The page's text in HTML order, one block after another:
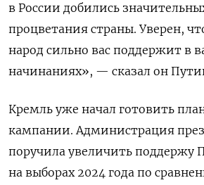
в России добились
процветания страны. Уверен,
народ сильно вас поддержит в
начинаниях», — сказал он
Кремль уже начал готовить
кампании. Администрация
поручила увеличить поддержу
на выборах 2024 года по